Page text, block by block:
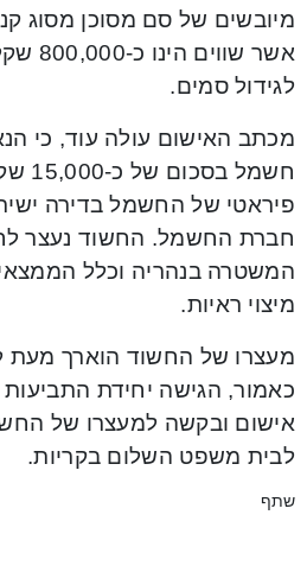
מיובשים של סם מסוכן מסוג
אשר
לגידול סמים.
מכתב האישום עולה עוד, כי
פיראטי של החשמל בדירה
חברת החשמל. החשוד נעצר
המשטרה בנהריה וכלל
מיצוי ראיות.
מעצרו של החשוד הוארך מעת
כאמור, הגישה יחידת
אישום ובקשה למעצרו של
לבית משפט השלום בקריות.
שתף